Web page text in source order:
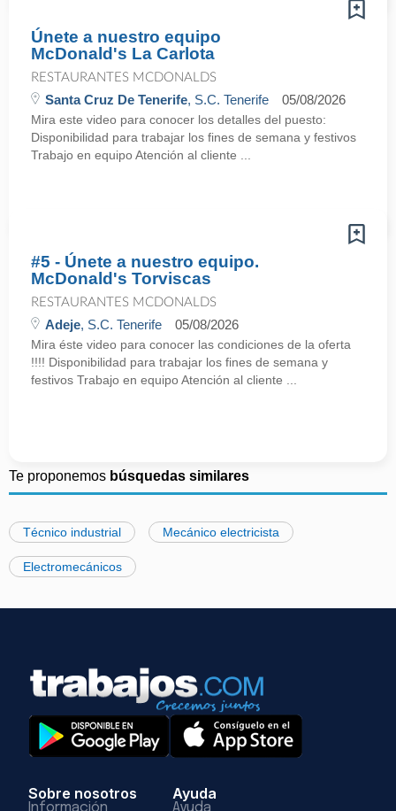
Únete a nuestro equipo
McDonald's La Carlota
RESTAURANTES MCDONALDS
Santa Cruz De Tenerife, S.C. Tenerife 05/08/2026
Mira este video para conocer los detalles del puesto:
Disponibilidad para trabajar los fines de semana y festivos
Trabajo en equipo Atención al cliente ...
#5 - Únete a nuestro equipo.
McDonald's Torviscas
RESTAURANTES MCDONALDS
Adeje, S.C. Tenerife 05/08/2026
Mira éste video para conocer las condiciones de la oferta
!!!! Disponibilidad para trabajar los fines de semana y
festivos Trabajo en equipo Atención al cliente ...
Te proponemos búsquedas similares
Técnico industrial Mecánico electricista
Electromecánicos
Sobre nosotros
Información
Ayuda
Ayuda